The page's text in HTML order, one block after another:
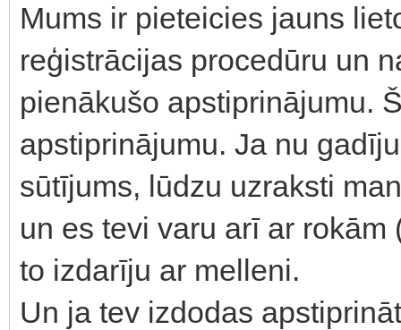
Mums ir pieteicies jauns
reģistrācijas procedūru un
pienākušo apstiprinājumu.
apstiprinājumu. Ja nu
sūtījums, lūdzu uzraksti
un es tevi varu arī ar
to izdarīju ar melleni.
Un ja tev izdodas